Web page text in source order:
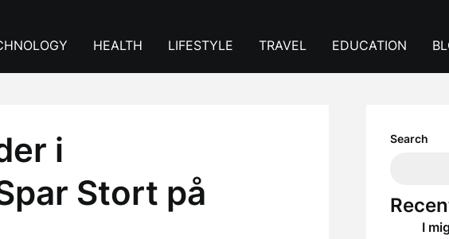
HEALTH LIFESTYLE TRAVEL EDUCATION
i
Stort på
Search
I